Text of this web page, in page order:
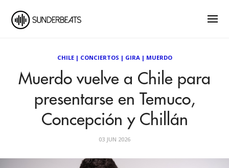
CHILE| CONCIERTOS | GIRA| MUERDO
Muerdo vuelve a Chile para
presentarse en Temuco,
Concepción y Chillán
03 JUN 2026